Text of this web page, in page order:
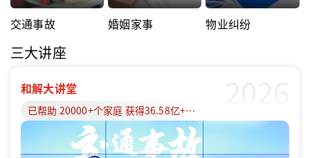
交通事故 婚姻家事 物业纠纷
三大讲座
和解大讲堂
已帮助 20000+个家庭 获得36.58亿+赔偿款